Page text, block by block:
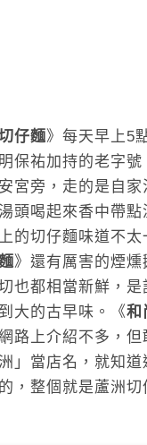
仔麵》每天早上5
保祐加持的老字號
宮旁，走的是自家
頭喝起來香中帶點
的切仔麵味道不太
》還有厲害的煙燻
也都相當新鮮，是
大的古早味。《和
路上介紹不多，但
」當店名，就知道
，整個就是蘆洲切